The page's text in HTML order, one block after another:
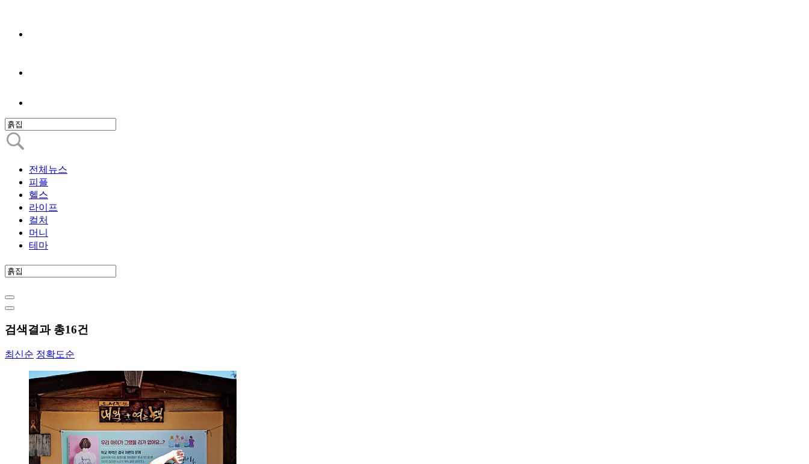
전체뉴스
피플
헬스
라이프
컬처
머니
테마
검색결과 총16건
최신순 정확도순